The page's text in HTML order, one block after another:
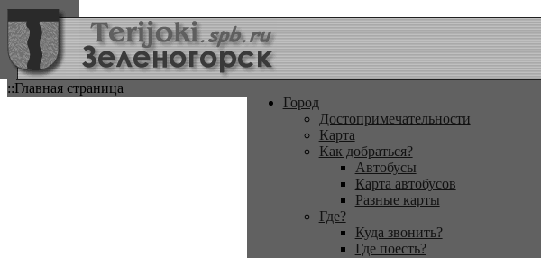
::Главная страница
Город
Достопримечательности
Карта
Как добраться?
Автобусы
Карта автобусов
Разные карты
Где?
Куда звонить?
Где поесть?